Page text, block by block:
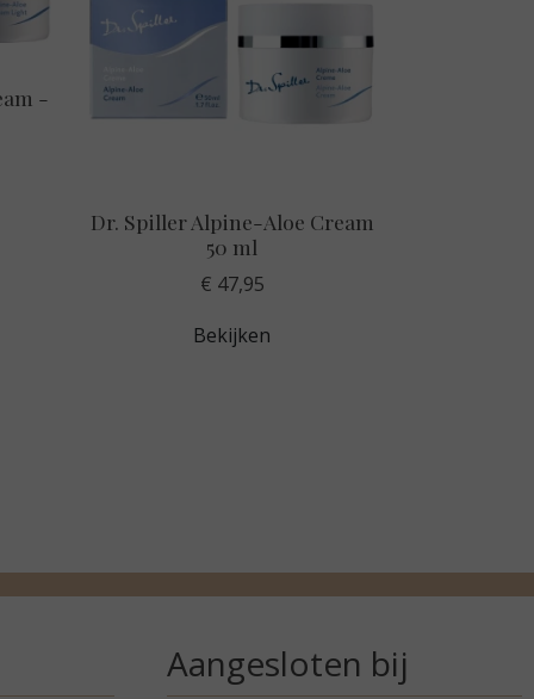
-
Dr. Spiller Alpine-Aloe Cream
50 ml
€ 47,95
Bekijken
Aangesloten bij